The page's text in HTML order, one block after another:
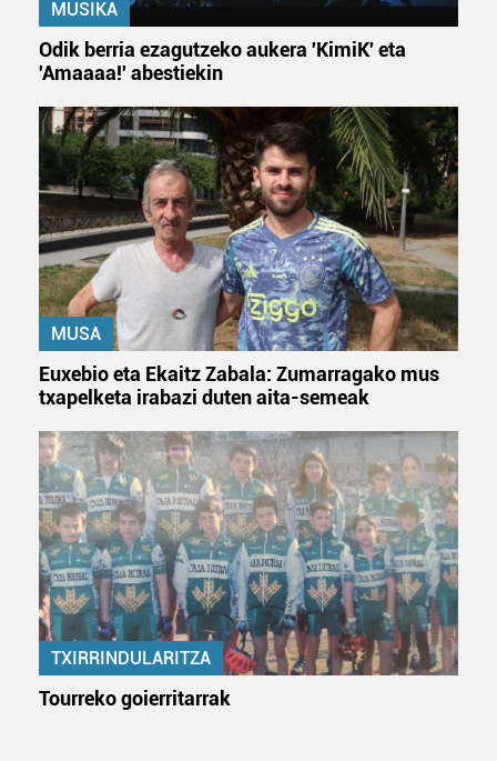
MUSIKA
Odik berria ezagutzeko aukera 'KimiK' eta
'Amaaaa!' abestiekin
MUSA
Euxebio eta Ekaitz Zabala: Zumarragako mus
txapelketa irabazi duten aita-semeak
TXIRRINDULARITZA
Tourreko goierritarrak